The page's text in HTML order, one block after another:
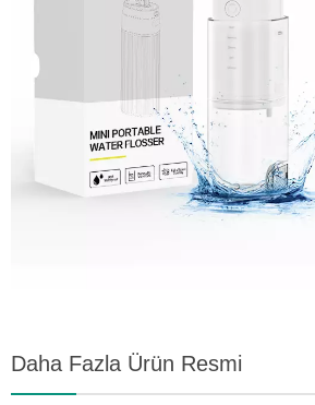
Daha Fazla Ürün Resmi